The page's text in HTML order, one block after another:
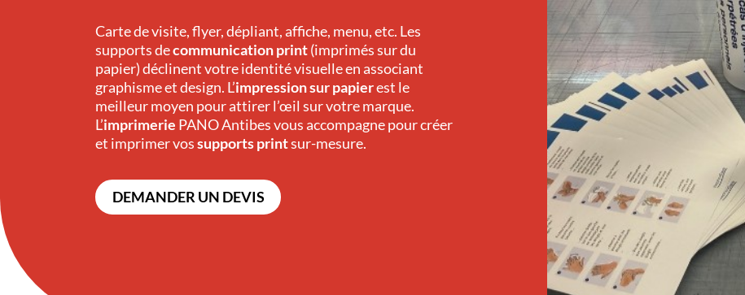
Carte de visite, flyer, dépliant, affiche, menu, etc. Les
supports decommunication print(imprimés sur du
papier) déclinent votre identité visuelle en associant
graphisme et design. L’impression sur papierest le
meilleur moyen pour attirer l’œil sur votre marque.
L’imprimerie PANO Antibesvous accompagne pour créer
et imprimer vossupports printsur-mesure.
DEMANDER UN DEVIS